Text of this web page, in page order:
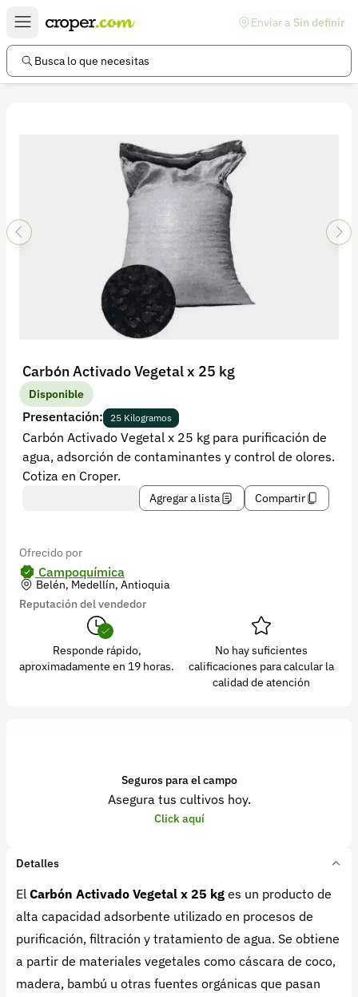
Enviar a Sin definir
Busca lo que necesitas
Carbón Activado Vegetal x 25 kg
Disponible
Presentación: 25 Kilogramos
Carbón Activado Vegetal x 25 kg para purificación de
agua, adsorción de contaminantes y control de olores.
Cotiza en Croper.
Agregar a lista Compartir
Ofrecido por
Campoquímica
Belén, Medellín, Antioquia
Reputación del vendedor
Responde rápido,
aproximadamente en 19 horas.
No hay suficientes
calificaciones para calcular la
calidad de atención
Seguros para el campo
Asegura tus cultivos hoy.
Click aquí
Detalles
El Carbón Activado Vegetal x 25 kg es un producto de
alta capacidad adsorbente utilizado en procesos de
purificación, filtración y tratamiento de agua. Se obtiene
a partir de materiales vegetales como cáscara de coco,
madera, bambú u otras fuentes orgánicas que pasan
Enlaces de interés
Preguntas frecuentes
Términos y condiciones
Política de privacidad
Recuperar contraseña
Contacto
Soporte
+57 323 2931928
Versión 5.45.0
Síguenos